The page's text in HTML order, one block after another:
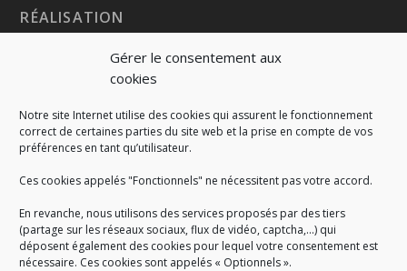
Gérer le consentement aux
cookies
Notre site Internet utilise des cookies qui assurent le fonctionnement
correct de certaines parties du site web et la prise en compte de vos
préférences en tant qu’utilisateur.
Ces cookies appelés "Fonctionnels" ne nécessitent pas votre accord.
En revanche, nous utilisons des services proposés par des tiers
(partage sur les réseaux sociaux, flux de vidéo, captcha,...) qui
déposent également des cookies pour lequel votre consentement est
nécessaire. Ces cookies sont appelés « Optionnels ».
RÉALISATION